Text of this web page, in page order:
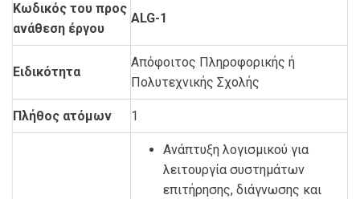
Κωδικός του προς
ανάθεση έργου
ALG-1
Ειδικότητα
Απόφοιτος Πληροφορικής ή
Πολυτεχνικής Σχολής
Πλήθος ατόμων 1
Ανάπτυξη λογισμικού για
λειτουργία συστημάτων
επιτήρησης, διάγνωσης και